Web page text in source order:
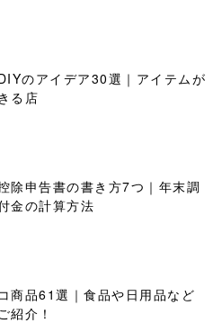
のアイデア30選｜アイテムが
る店
除申告書の書き方7つ｜年末調
金の計算方法
商品61選｜食品や日用品など
紹介！